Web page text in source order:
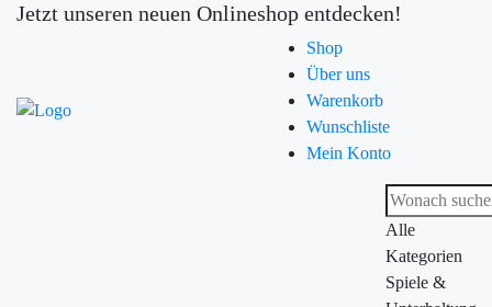
Jetzt unseren neuen Onlineshop entdecken!
Shop
Über uns
Warenkorb
Wunschliste
Mein Konto
Alle
Kategorien
Spiele &